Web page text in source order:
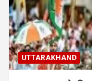
UTTARAKHAND